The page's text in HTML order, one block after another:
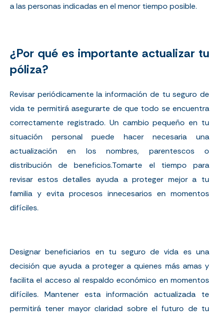
a las personas indicadas en el menor tiempo posible.
¿Por qué es importante actualizar tu
póliza?
Revisar periódicamente la información de tu seguro de
vida te permitirá asegurarte de que todo se encuentra
correctamente registrado. Un cambio pequeño en tu
situación personal puede hacer necesaria una
actualización en los nombres, parentescos o
distribución de beneficios.Tomarte el tiempo para
revisar estos detalles ayuda a proteger mejor a tu
familia y evita procesos innecesarios en momentos
difíciles.
Designar beneficiarios en tu seguro de vida es una
decisión que ayuda a proteger a quienes más amas y
facilita el acceso al respaldo económico en momentos
difíciles. Mantener esta información actualizada te
permitirá tener mayor claridad sobre el futuro de tu